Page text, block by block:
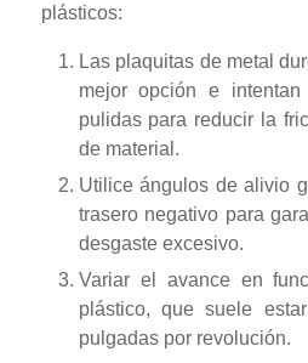
plásticos:
Las plaquitas de metal
mejor opción e intentan
pulidas para reducir la
de material.
Utilice ángulos de alivio
trasero negativo para
desgaste excesivo.
Variar el avance en
plástico, que suele
pulgadas por revolución.